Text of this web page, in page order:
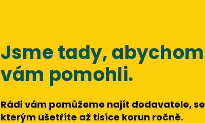
Jsme tady, abychom
vám pomohli.
Rádi vám pomůžeme najít dodavatele, se
kterým ušetříte až tisíce korun ročně.